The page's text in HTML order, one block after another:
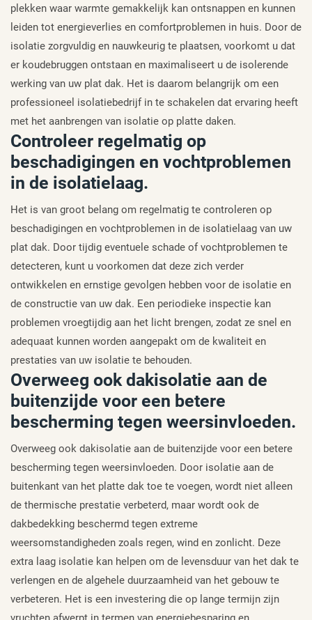
plekken waar warmte gemakkelijk kan ontsnappen en kunnen
leiden tot energieverlies en comfortproblemen in huis. Door de
isolatie zorgvuldig en nauwkeurig te plaatsen, voorkomt u dat
er koudebruggen ontstaan en maximaliseert u de isolerende
werking van uw plat dak. Het is daarom belangrijk om een
professioneel isolatiebedrijf in te schakelen dat ervaring heeft
met het aanbrengen van isolatie op platte daken.
Controleer regelmatig op
beschadigingen en vochtproblemen
in de isolatielaag.
Het is van groot belang om regelmatig te controleren op
beschadigingen en vochtproblemen in de isolatielaag van uw
plat dak. Door tijdig eventuele schade of vochtproblemen te
detecteren, kunt u voorkomen dat deze zich verder
ontwikkelen en ernstige gevolgen hebben voor de isolatie en
de constructie van uw dak. Een periodieke inspectie kan
problemen vroegtijdig aan het licht brengen, zodat ze snel en
adequaat kunnen worden aangepakt om de kwaliteit en
prestaties van uw isolatie te behouden.
Overweeg ook dakisolatie aan de
buitenzijde voor een betere
bescherming tegen weersinvloeden.
Overweeg ook dakisolatie aan de buitenzijde voor een betere
bescherming tegen weersinvloeden. Door isolatie aan de
buitenkant van het platte dak toe te voegen, wordt niet alleen
de thermische prestatie verbeterd, maar wordt ook de
dakbedekking beschermd tegen extreme
weersomstandigheden zoals regen, wind en zonlicht. Deze
extra laag isolatie kan helpen om de levensduur van het dak te
verlengen en de algehele duurzaamheid van het gebouw te
verbeteren. Het is een investering die op lange termijn zijn